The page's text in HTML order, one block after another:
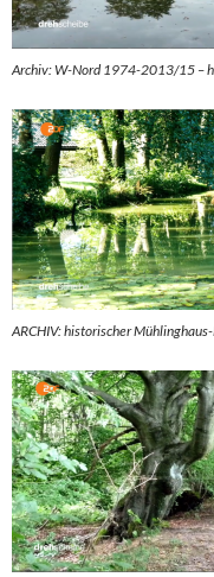
Archiv: W-Nord 1974-2013/15 –
ARCHIV: historischer